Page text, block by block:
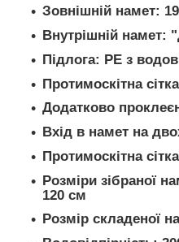
Зовнішній намет:
Внутрішній намет:
Підлога: PE з
Протимоскітна сітка
Додатково
Вхід в намет на
Протимоскітна
Розміри зібраної
120 см
Розмір складеної